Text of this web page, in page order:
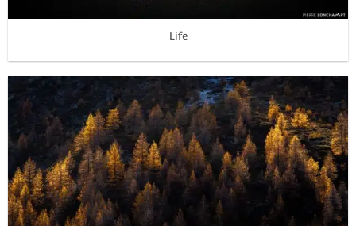
Life